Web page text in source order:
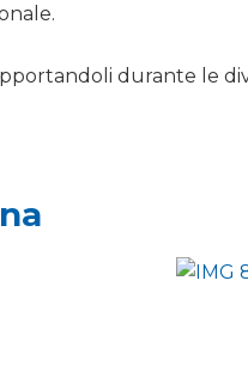
durante le